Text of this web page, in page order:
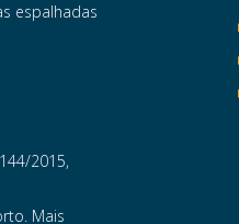
espalhadas
2015,
Mais